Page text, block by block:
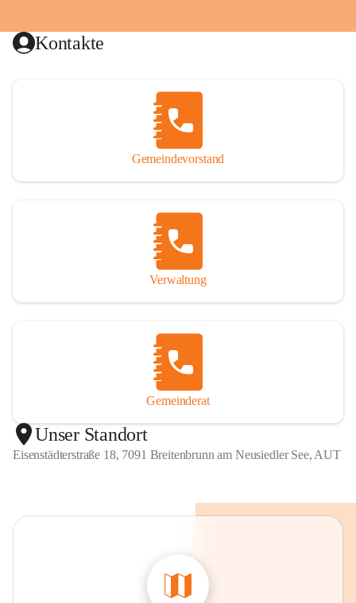
Kontakte
Gemeindevorstand
Verwaltung
Gemeinderat
Unser Standort
Eisenstädterstraße 18, 7091 Breitenbrunn am Neusiedler See, AUT